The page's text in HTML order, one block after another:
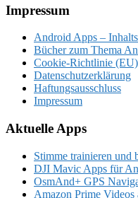
Footer
Impressum
Android Apps –
Bücher zum Thema
Cookie-Richtlinie (EU)
Datenschutzerklärung
Haftungsausschluss
Impressum
Aktuelle Apps
Stimme trainieren und
DJI Mavic Apps für
OsmAnd+ GPS
Amazon Prime Videos